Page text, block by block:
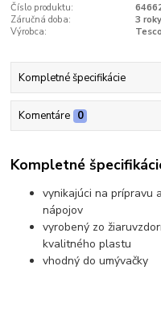
Číslo produktu:
Záručná doba:
3 roky
Výrobca:
Kompletné špecifikácie
Komentáre 0
Kompletné
vynikajúci na prípravu
nápojov
vyrobený zo
kvalitného plastu
vhodný do umývačky